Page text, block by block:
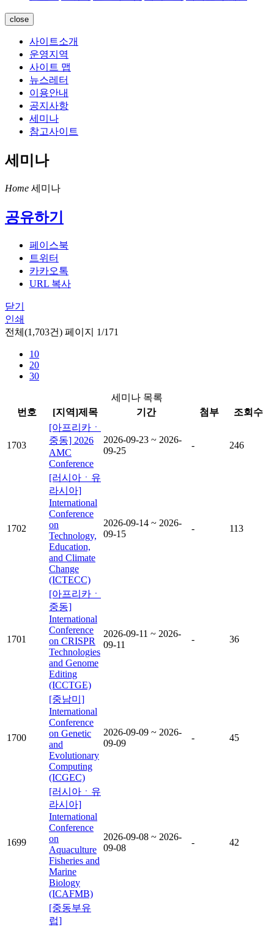
close
사이트소개
운영지역
사이트 맵
뉴스레터
이용안내
공지사항
세미나
참고사이트
세미나
Home 세미나
공유하기
페이스북
트위터
카카오톡
URL 복사
닫기
인쇄
전체(1,703건) 페이지 1/171
10
20
30
세미나 목록
번호
[지역]제목 기간 첨부 조회수
1703
[아프리카ㆍ
중동] 2026
AMC
Conference
2026-09-23 ~ 2026-
09-25
- 246
1702
[러시아ㆍ유
라시아]
International
Conference
on
Technology,
Education,
and Climate
Change
(ICTECC)
2026-09-14 ~ 2026-
09-15
- 113
1701
[아프리카ㆍ
중동]
International
Conference
on CRISPR
Technologies
and Genome
Editing
(ICCTGE)
2026-09-11 ~ 2026-
09-11
- 36
1700
[중남미]
International
Conference
on Genetic
and
Evolutionary
Computing
(ICGEC)
2026-09-09 ~ 2026-
09-09
- 45
1699
[러시아ㆍ유
라시아]
International
Conference
on
Aquaculture
Fisheries and
Marine
Biology
(ICAFMB)
2026-09-08 ~ 2026-
09-08
- 42
[중동부유
럽]